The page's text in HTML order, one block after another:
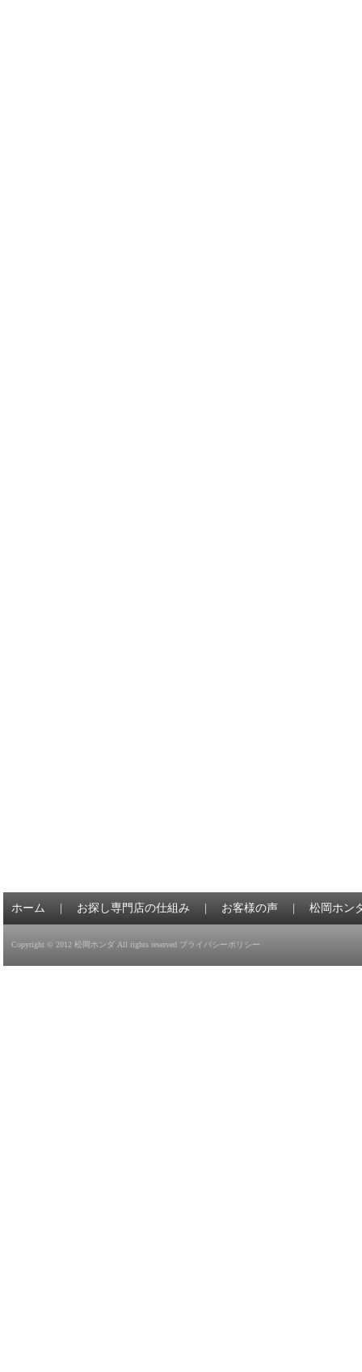
ホーム お探し専門店の仕組み お客様の声 松岡ホン
Copyright © 2012 松岡ホンダ All rights reserved プライバシーポリシー